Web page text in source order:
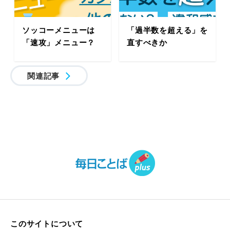
ソッコーメニューは
「速攻」メニュー？
「過半数を超える」を
直すべきか
関連記事
このサイトについて